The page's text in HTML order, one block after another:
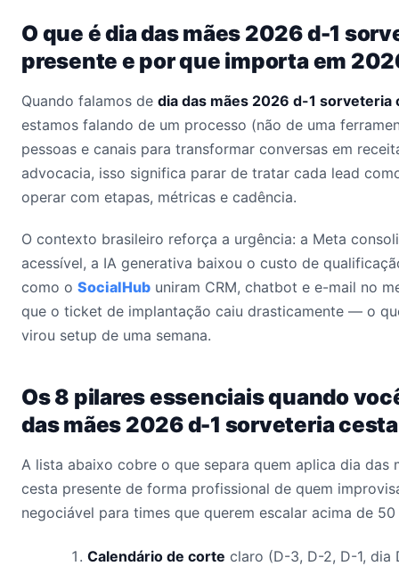
O que é dia das mães 2026 d-1
presente e por que importa em
Quando falamos de dia das mães 2026 d-1 sorveteria
estamos falando de um processo (não de uma
pessoas e canais para transformar conversas em
advocacia, isso significa parar de tratar cada lead
operar com etapas, métricas e cadência.
O contexto brasileiro reforça a urgência: a Meta
acessível, a IA generativa baixou o custo de
como o SocialHub uniram CRM, chatbot e e-mail no
que o ticket de implantação caiu drasticamente — o
virou setup de uma semana.
Os 8 pilares essenciais quando
das mães 2026 d-1 sorveteria
A lista abaixo cobre o que separa quem aplica dia das
cesta presente de forma profissional de quem
negociável para times que querem escalar acima de
Calendário de corte claro (D-3, D-2, D-1, dia